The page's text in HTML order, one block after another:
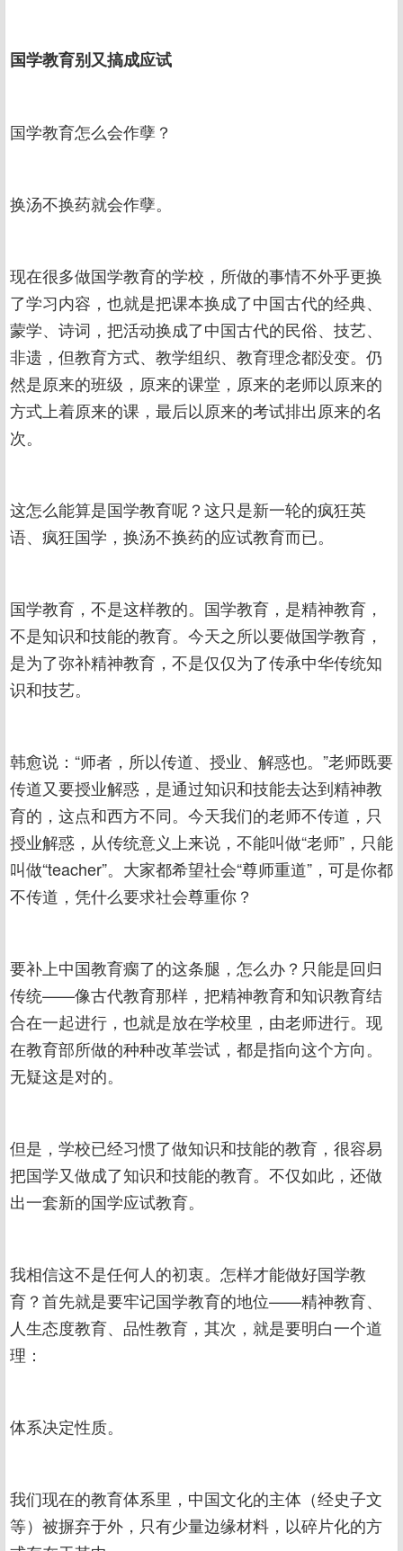
国学教育别又搞成应试
国学教育怎么会作孽？
换汤不换药就会作孽。
现在很多做国学教育的学校，所做的事情不外乎更换
了学习内容，也就是把课本换成了中国古代的经典、
蒙学、诗词，把活动换成了中国古代的民俗、技艺、
非遗，但教育方式、教学组织、教育理念都没变。仍
然是原来的班级，原来的课堂，原来的老师以原来的
方式上着原来的课，最后以原来的考试排出原来的名
次。
这怎么能算是国学教育呢？这只是新一轮的疯狂英
语、疯狂国学，换汤不换药的应试教育而已。
国学教育，不是这样教的。国学教育，是精神教育，
不是知识和技能的教育。今天之所以要做国学教育，
是为了弥补精神教育，不是仅仅为了传承中华传统知
识和技艺。
韩愈说：“师者，所以传道、授业、解惑也。”老师既要
传道又要授业解惑，是通过知识和技能去达到精神教
育的，这点和西方不同。今天我们的老师不传道，只
授业解惑，从传统意义上来说，不能叫做“老师”，只能
叫做“teacher”。大家都希望社会“尊师重道”，可是你都
不传道，凭什么要求社会尊重你？
要补上中国教育瘸了的这条腿，怎么办？只能是回归
传统——像古代教育那样，把精神教育和知识教育结
合在一起进行，也就是放在学校里，由老师进行。现
在教育部所做的种种改革尝试，都是指向这个方向。
无疑这是对的。
但是，学校已经习惯了做知识和技能的教育，很容易
把国学又做成了知识和技能的教育。不仅如此，还做
出一套新的国学应试教育。
我相信这不是任何人的初衷。怎样才能做好国学教
育？首先就是要牢记国学教育的地位——精神教育、
人生态度教育、品性教育，其次，就是要明白一个道
理：
体系决定性质。
我们现在的教育体系里，中国文化的主体（经史子文
等）被摒弃于外，只有少量边缘材料，以碎片化的方